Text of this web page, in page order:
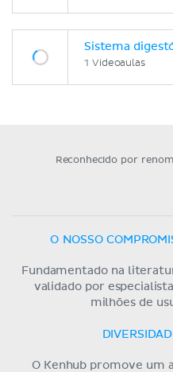
Sistema
1 Videoaulas
Reconhecido por
O NOSSO
Fundamentado na
validado por
milhões de
O Kenhub promove um